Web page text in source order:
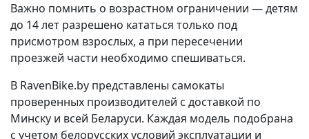
Важно помнить о возрастном ограничении — детям
до 14 лет разрешено кататься только под
присмотром взрослых, а при пересечении
проезжей части необходимо спешиваться.
В RavenBike.by представлены самокаты
проверенных производителей с доставкой по
Минску и всей Беларуси. Каждая модель подобрана
с учетом белорусских условий эксплуатации и